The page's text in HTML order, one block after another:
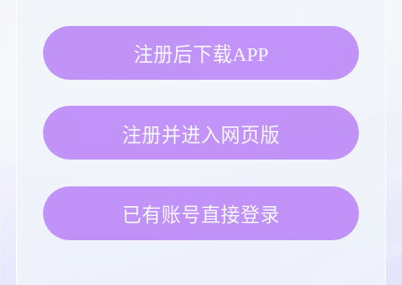
注册后下载APP
注册并进入网页版
已有账号直接登录